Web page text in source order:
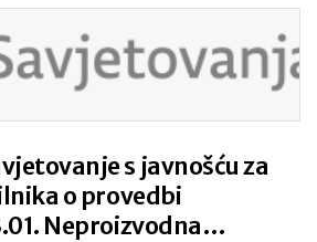
klimatskih
događaja“ iz
Zajedničke
Republike
2027. godine.
s javnošću za
o provedbi
Neproizvodna